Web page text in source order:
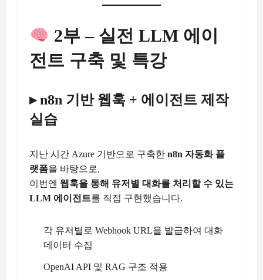
2부 – 실전 LLM 에이
전트 구축 및 특강
▸ n8n 기반 웹훅 + 에이전트 제작
실습
지난 시간 Azure 기반으로 구축한 n8n 자동화 플
랫폼을 바탕으로,
이번엔 웹훅을 통해 유저별 대화를 처리할 수 있는
LLM 에이전트를 직접 구현했습니다.
각 유저별로 Webhook URL을 발급하여 대화
데이터 수집
OpenAI API 및 RAG 구조 적용